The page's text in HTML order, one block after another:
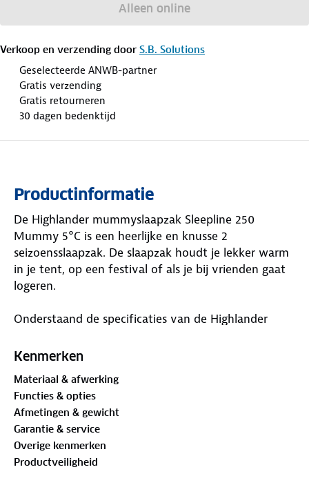
Alleen online
Verkoop en verzending door S.B. Solutions
Geselecteerde ANWB-partner
Gratis verzending
Gratis retourneren
30 dagen bedenktijd
Productinformatie
De Highlander mummyslaapzak Sleepline 250
Mummy 5°C is een heerlijke en knusse 2
seizoensslaapzak. De slaapzak houdt je lekker warm
in je tent, op een festival of als je bij vrienden gaat
logeren.
Onderstaand de specificaties van de Highlander
Voering gemaakt van Polyester pongee
Vulling gemaakt van 250 g/m2 mono holle vezel
Laagste limiet: 5 °C
Comforttemperatuur: 8 °C
Hoog comforttemperatuur: 15 °C
2 seizoen slaapzak
Kenmerken
Materiaal & afwerking
Functies & opties
Afmetingen & gewicht
Garantie & service
Overige kenmerken
Productveiligheid